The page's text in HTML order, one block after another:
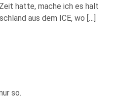
hatte, mache ich es halt
aus dem ICE, wo […]
so.